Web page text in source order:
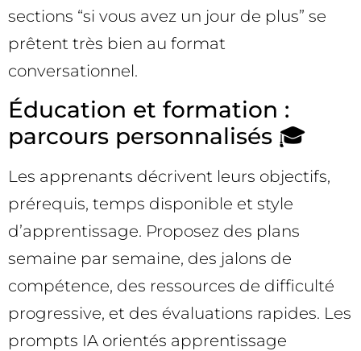
sections “si vous avez un jour de plus” se
prêtent très bien au format
conversationnel.
Éducation et formation :
parcours personnalisés 🎓
Les apprenants décrivent leurs objectifs,
prérequis, temps disponible et style
d’apprentissage. Proposez des plans
semaine par semaine, des jalons de
compétence, des ressources de difficulté
progressive, et des évaluations rapides. Les
prompts IA orientés apprentissage